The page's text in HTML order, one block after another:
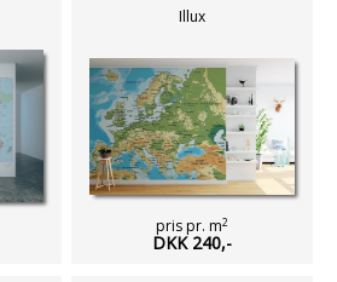
Illux
pris pr. m2
DKK 240,-